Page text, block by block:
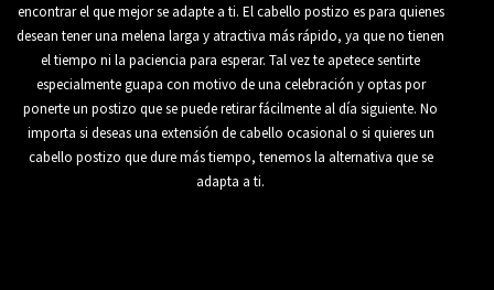
encontrar el que mejor se adapte a ti. El cabello postizo es para quienes
desean tener una melena larga y atractiva más rápido, ya que no tienen
el tiempo ni la paciencia para esperar. Tal vez te apetece sentirte
especialmente guapa con motivo de una celebración y optas por
ponerte un postizo que se puede retirar fácilmente al día siguiente. No
importa si deseas una extensión de cabello ocasional o si quieres un
cabello postizo que dure más tiempo, tenemos la alternativa que se
adapta a ti.